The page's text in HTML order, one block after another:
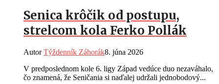
Senica krôčik od postupu,
strelcom kola Ferko Pollák
AutorTýždenník Záhorák8. júna 2026
V predposlednom kole 6. ligy Západ vedúce duo nezaváhalo,
čo znamená, že Seničania si naďalej udržali jednobodový...